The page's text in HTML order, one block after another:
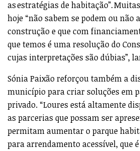
as estratégias de habitação”.
hoje “não sabem se podem ou não
construção e que com
que temos é uma resolução do
cujas interpretações são dúbias”,
Sónia Paixão reforçou também a
município para criar soluções em
privado. “Loures está altamente
as parcerias que possam ser
permitam aumentar o parque
para arrendamento acessível, que